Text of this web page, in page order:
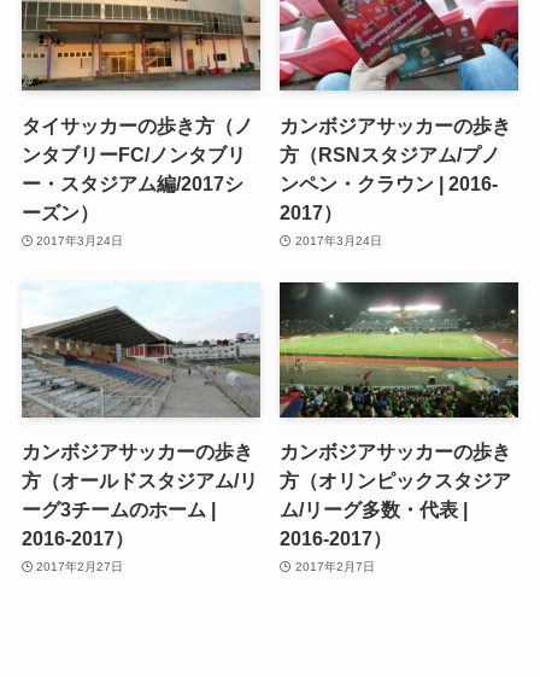
タイサッカーの歩き方（ノ
ンタブリーFC/ノンタブリ
ー・スタジアム編/2017シ
ーズン）
2017年3月24日
カンボジアサッカーの歩き
方（RSNスタジアム/プノ
ンペン・クラウン | 2016-
2017）
2017年3月24日
カンボジアサッカーの歩き
方（オールドスタジアム/リ
ーグ3チームのホーム |
2016-2017）
2017年2月27日
カンボジアサッカーの歩き
方（オリンピックスタジア
ム/リーグ多数・代表 |
2016-2017）
2017年2月7日